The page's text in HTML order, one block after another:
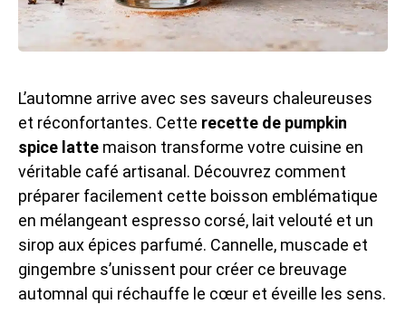
L’automne arrive avec ses saveurs chaleureuses
et réconfortantes. Cette recette de pumpkin
spice latte maison transforme votre cuisine en
véritable café artisanal. Découvrez comment
préparer facilement cette boisson emblématique
en mélangeant espresso corsé, lait velouté et un
sirop aux épices parfumé. Cannelle, muscade et
gingembre s’unissent pour créer ce breuvage
automnal qui réchauffe le cœur et éveille les sens.